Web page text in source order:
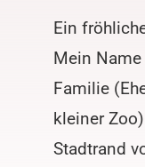
Ein
Mein
Familie
kleiner
Stadtrand